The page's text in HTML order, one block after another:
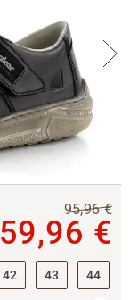
95,96 €
59,96 €
42 43 44